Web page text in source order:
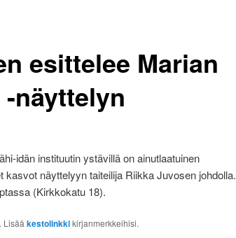
esittelee Marian
näyttelyn
idän instituutin ystävillä on ainutlaatuinen
kasvot näyttelyyn taiteilija Riikka Juvosen johdolla.
(Kirkkokatu 18).
Lisää kestolinkkikirjanmerkkeihisi.